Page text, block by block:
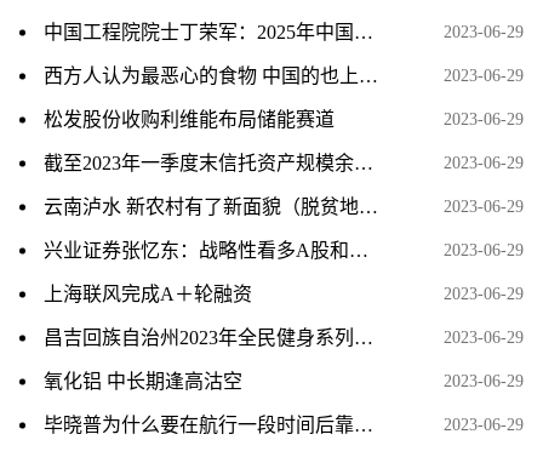
中国工程院院士丁荣军：2025年中国新能源汽车销量将达1500万辆 2023-06-29
西方人认为最恶心的食物 中国的也上榜了! 2023-06-29
松发股份收购利维能布局储能赛道 2023-06-29
截至2023年一季度末信托资产规模余额为21.22万亿元 利润同比增长75.23%【附信托行业分析】 2023-06-29
云南泸水 新农村有了新面貌（脱贫地区回访） 2023-06-29
兴业证券张忆东：战略性看多A股和美股科技行情 港股宜被当作“债市” 2023-06-29
上海联风完成A＋轮融资 2023-06-29
昌吉回族自治州2023年全民健身系列赛事活动将于7月举办 快讯 2023-06-29
氧化铝 中长期逢高沽空 2023-06-29
毕晓普为什么要在航行一段时间后靠岸?（毕晓普） 2023-06-29